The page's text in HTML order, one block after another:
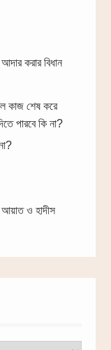
করার বিধান
কাজ শেষ করে
পারবে কি না?
আয়াত ও হাদীস